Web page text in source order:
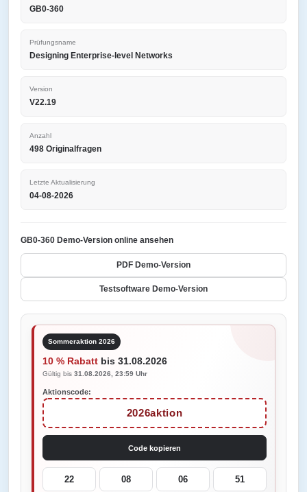
GB0-360
Prüfungsname
Designing Enterprise-level Networks
Version
V22.19
Anzahl
498 Originalfragen
Letzte Aktualisierung
04-08-2026
GB0-360 Demo-Version online ansehen
PDF Demo-Version
Testsoftware Demo-Version
Sommeraktion 2026
10 % Rabatt bis 31.08.2026
Gültig bis 31.08.2026, 23:59 Uhr
Aktionscode:
2026aktion
Code kopieren
22 08 06 51